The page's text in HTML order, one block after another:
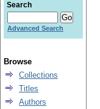
Search
Advanced Search
Browse
Collections
Titles
Authors